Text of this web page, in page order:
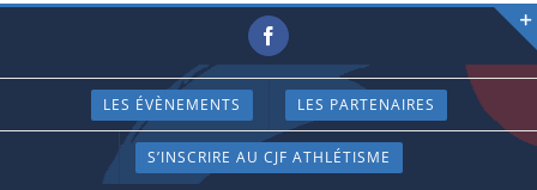
Passer
contenu
Facebook
LES ÉVÈNEMENTS LES PARTENAIRES
S’INSCRIRE AU CJF ATHLÉTISME